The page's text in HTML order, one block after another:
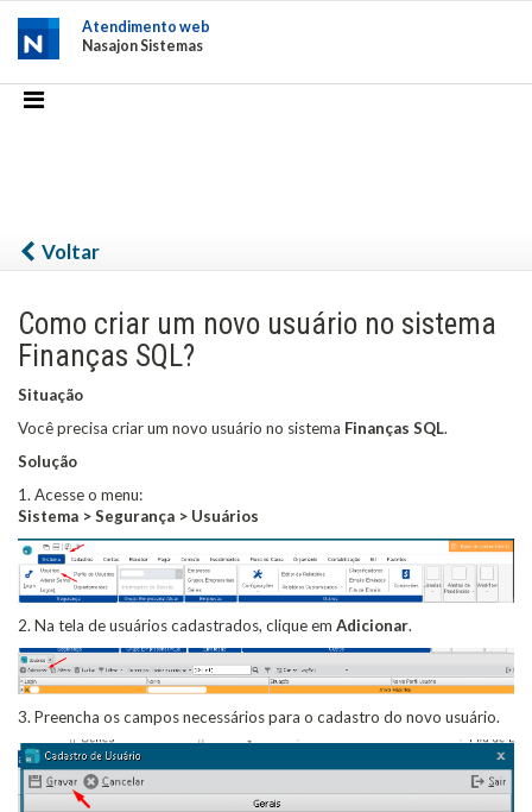
Atendimento web
Nasajon Sistemas
Voltar
Como criar um novo usuário no sistema
Finanças SQL?
Situação
Você precisa criar um novo usuário no sistema Finanças SQL.
Solução
1. Acesse o menu:
Sistema > Segurança > Usuários
2. Na tela de usuários cadastrados, clique em Adicionar.
3. Preencha os campos necessários para o cadastro do novo usuário.